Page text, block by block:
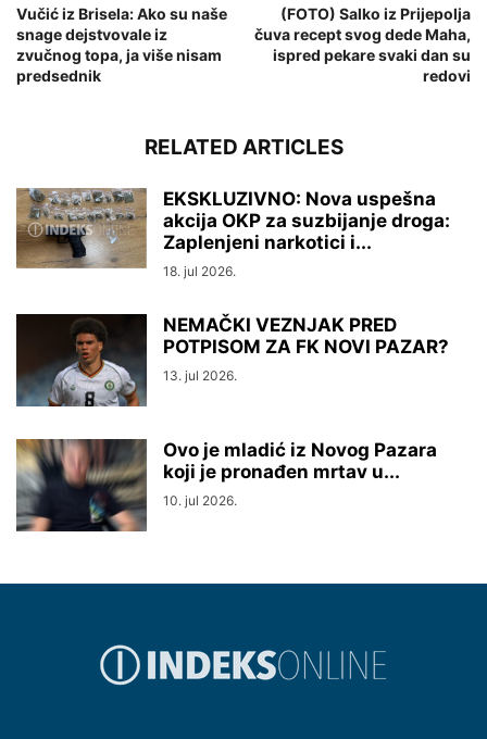
Vučić iz Brisela: Ako su naše
snage dejstvovale iz
zvučnog topa, ja više nisam
predsednik
(FOTO) Salko iz Prijepolja
čuva recept svog dede Maha,
ispred pekare svaki dan su
redovi
RELATED ARTICLES
EKSKLUZIVNO: Nova uspešna
akcija OKP za suzbijanje droga:
Zaplenjeni narkotici i...
18. jul 2026.
NEMAČKI VEZNJAK PRED
POTPISOM ZA FK NOVI PAZAR?
13. jul 2026.
Ovo je mladić iz Novog Pazara
koji je pronađen mrtav u...
10. jul 2026.